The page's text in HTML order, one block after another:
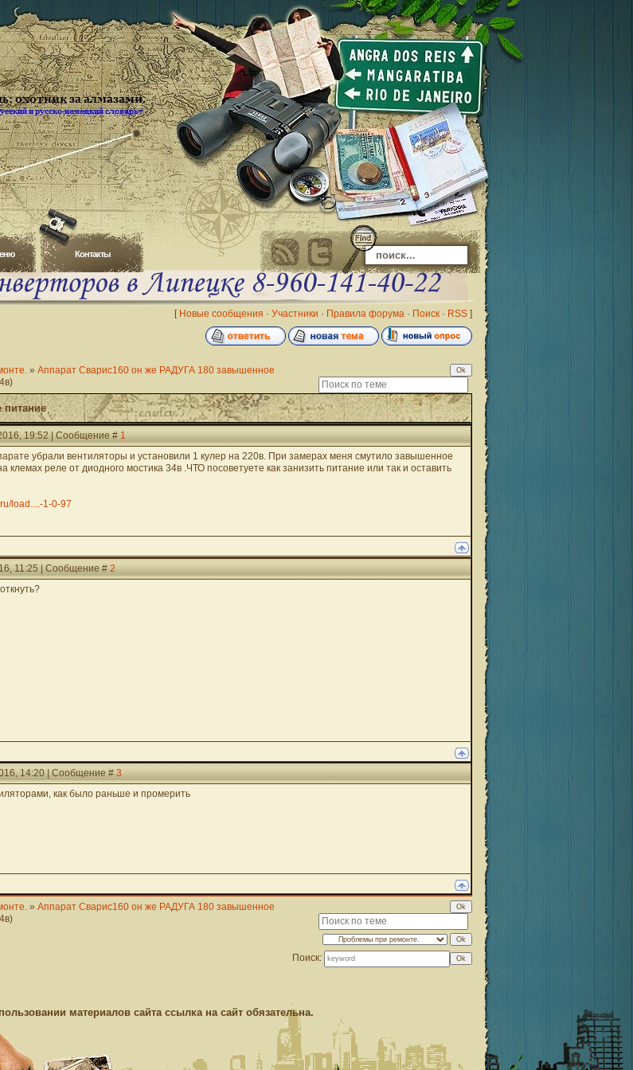
Контакты
[ Новые сообщения · Участники · Правила форума · Поиск · RSS ]
» Аппарат Сварис160 он же РАДУГА 180 завышенное
питание
19:52 | Сообщение #1
убрали вентиляторы и установили 1 кулер на 220в. При замерах меня смутило завышенное
клемах реле от диодного мостика 34в .ЧТО посоветуете как занизить питание или так и оставить
load....-1-0-97
11:25 | Сообщение #2
14:20 | Сообщение #3
как было раньше и промерить
» Аппарат Сварис160 он же РАДУГА 180 завышенное
Поиск:
материалов сайта ссылка на сайт обязательна.